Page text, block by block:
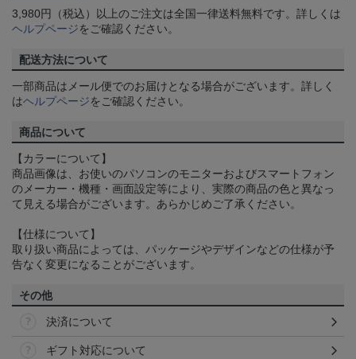
3,980円（税込）以上のご注文は全国一律送料無料です。詳しくは
ヘルプページをご確認ください。
配送方法について
一部商品はメール便でのお届けとなる場合がございます。詳しく
はヘルプページをご確認ください。
商品について
【カラーについて】
商品画像は、お使いのパソコンのモニターおよびスマートフォン
のメーカー・機種・画面設定等により、実際の商品の色と異なっ
て見える場合がございます。あらかじめご了承ください。
【仕様について】
取り扱い商品によっては、パッケージやデザインなどの仕様が予
告なく変更になることがございます。
その他
決済について
ギフト対応について